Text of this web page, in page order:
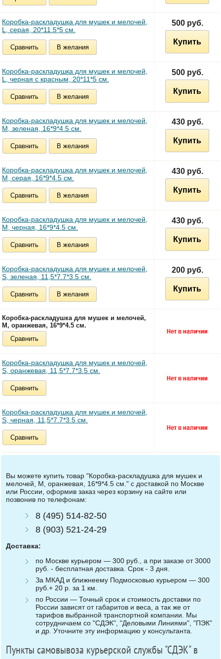
Коробка-раскладушка для мушек и мелочей,
L, серая, 20*11.5*5 см.
Сравнить В желания
500 руб.
Купить
Коробка-раскладушка для мушек и мелочей,
L, черная с красным, 20*11*5 см.
Сравнить В желания
500 руб.
Купить
Коробка-раскладушка для мушек и мелочей,
M, зеленая, 16*9*4.5 см.
Сравнить В желания
430 руб.
Купить
Коробка-раскладушка для мушек и мелочей,
M, серая, 16*9*4.5 см.
Сравнить В желания
430 руб.
Купить
Коробка-раскладушка для мушек и мелочей,
M, черная, 16*9*4.5 см.
Сравнить В желания
430 руб.
Купить
Коробка-раскладушка для мушек и мелочей,
S, зеленая, 11,5*7.7*3.5 см.
Сравнить В желания
200 руб.
Купить
Коробка-раскладушка для мушек и мелочей,
M, оранжевая, 16*9*4.5 см.
Сравнить
Коробка-раскладушка для мушек и мелочей,
S, оранжевая, 11,5*7.7*3.5 см.
Сравнить
Коробка-раскладушка для мушек и мелочей,
S, черная, 11,5*7.7*3.5 см.
Сравнить
Вы можете купить товар "Коробка-раскладушка для мушек и
мелочей, M, оранжевая, 16*9*4.5 см." с доставкой по Москве
или России, оформив заказ через корзину на сайте или
позвонив по телефонам:
8 (495) 514-82-50
8 (903) 521-24-29
Доставка:
по Москве курьером — 300 руб., а при заказе от 3000
руб. - бесплатная доставка. Срок - 3 дня.
За МКАД и ближнеему Подмосковью курьером — 300
руб.+ 20 р. за 1 км.
по России — Точный срок и стоимость доставки по
России зависят от габаритов и веса, а так же от
тарифов выбранной транспортной компании. Мы
сотрудничаем со "СДЭК", "Деловыми Линиями", "ПЭК"
и др. Уточните эту информацию у консультанта.
Пункты самовывоза курьерской службы "СДЭК" в